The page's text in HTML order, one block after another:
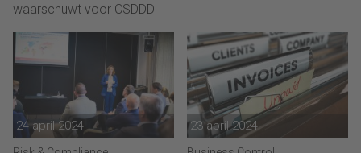
waarschuwt voor CSDDD
24 april 2024 23 april 2024